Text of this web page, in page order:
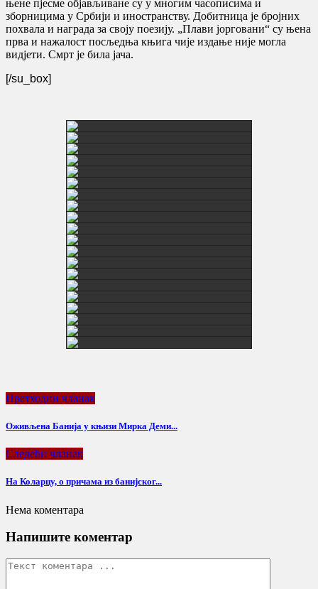
њене пјесме објављиване су у многим часописима и
зборницима у Србији и иностранству. Добитница је бројних
похвала и награда за своју поезију. „Плави јорговани“ су њена
прва и нажалост посљедња књига чије издање није могла
видјети. Смрт је била јача.
[/su_box]
Претходни чланак
Оживљена Банија у књизи Мирка Деми...
Следећи чланак
На Коларцу, о причама из банијског...
Нема коментара
Напишите коментар